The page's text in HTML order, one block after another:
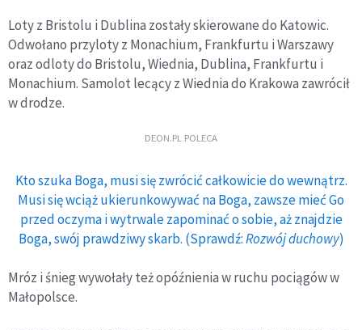
Loty z Bristolu i Dublina zostały skierowane do Katowic.
Odwołano przyloty z Monachium, Frankfurtu i Warszawy
oraz odloty do Bristolu, Wiednia, Dublina, Frankfurtu i
Monachium. Samolot lecący z Wiednia do Krakowa zawrócił
w drodze.
DEON.PL POLECA
Kto szuka Boga, musi się zwrócić całkowicie do wewnątrz.
Musi się wciąż ukierunkowywać na Boga, zawsze mieć Go
przed oczyma i wytrwale zapominać o sobie, aż znajdzie
Boga, swój prawdziwy skarb. (Sprawdź:Rozwój duchowy)
Mróz i śnieg wywołały też opóźnienia w ruchu pociągów w
Małopolsce.